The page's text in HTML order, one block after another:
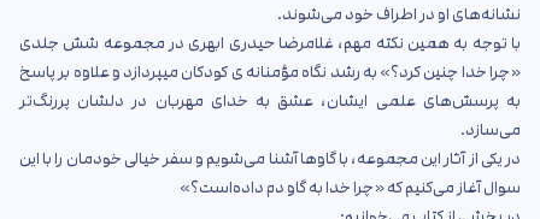
نشانه‌های او در اطراف خود می‌شوند.
با توجه به همین نکته مهم، غلامرضا حیدری ابهری در مجموعه شش جلدی
«چرا خدا چنین کرد؟» به رشد نگاه مؤمنانه ی کودکان میپردازد و علاوه بر پاسخ
به پرسش‌های علمی ایشان، عشق به خدای مهربان در دلشان پررنگ‌تر
می‌سازد.
در یکی از آثار این مجموعه، با گاوها آشنا می‌شویم و سفر خیالی خودمان را با این
سوال آغاز می‌کنیم که «چرا خدا به گاو دم داده‌است؟»